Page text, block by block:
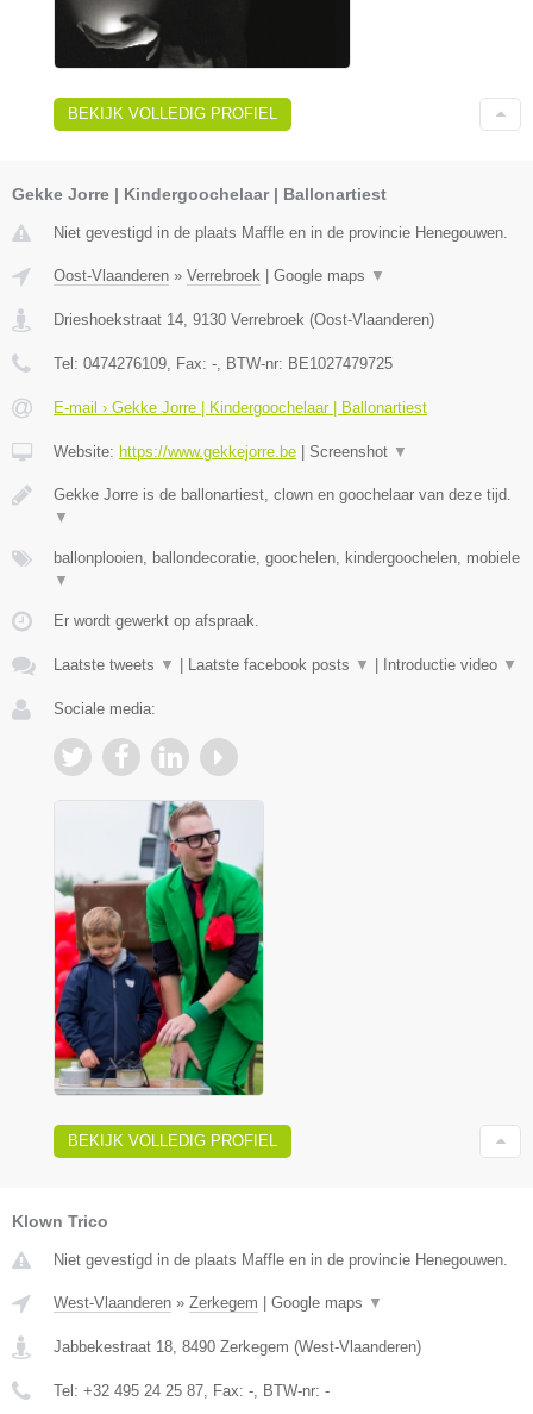
BEKIJK VOLLEDIG PROFIEL
Gekke Jorre | Kindergoochelaar | Ballonartiest
Niet gevestigd in de plaats Maffle en in de provincie Henegouwen.
Oost-Vlaanderen » Verrebroek Google maps ▼
Drieshoekstraat 14, 9130 Verrebroek (Oost-Vlaanderen)
Tel: 0474276109, Fax: -, BTW-nr: BE1027479725
E-mail › Gekke Jorre | Kindergoochelaar | Ballonartiest
Website: https://www.gekkejorre.be Screenshot ▼
Gekke Jorre is de ballonartiest, clown en goochelaar van deze tijd.
▼
ballonplooien, ballondecoratie, goochelen, kindergoochelen, mobiele
▼
Er wordt gewerkt op afspraak.
Laatste tweets ▼ Laatste facebook posts ▼ Introductie video ▼
Sociale media:
BEKIJK VOLLEDIG PROFIEL
Klown Trico
Niet gevestigd in de plaats Maffle en in de provincie Henegouwen.
West-Vlaanderen » Zerkegem Google maps ▼
Jabbekestraat 18, 8490 Zerkegem (West-Vlaanderen)
Tel: +32 495 24 25 87, Fax: -, BTW-nr: -